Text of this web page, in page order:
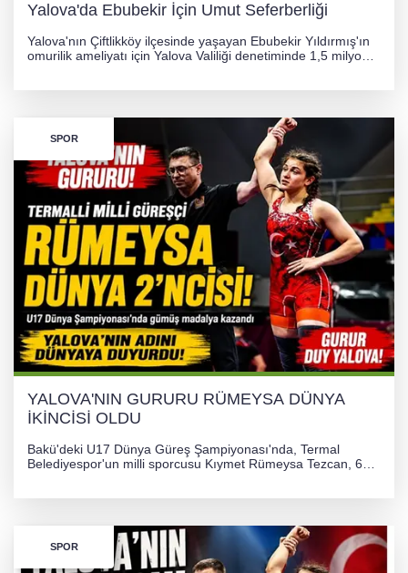
Yalova'da Ebubekir İçin Umut Seferberliği
Yalova'nın Çiftlikköy ilçesinde yaşayan Ebubekir Yıldırmış'ın
omurilik ameliyatı için Yalova Valiliği denetiminde 1,5 milyon
SPOR
YALOVA'NIN GURURU RÜMEYSA DÜNYA
İKİNCİSİ OLDU
Bakü'deki U17 Dünya Güreş Şampiyonası'nda, Termal
Belediyespor'un milli sporcusu Kıymet Rümeysa Tezcan, 69
SPOR